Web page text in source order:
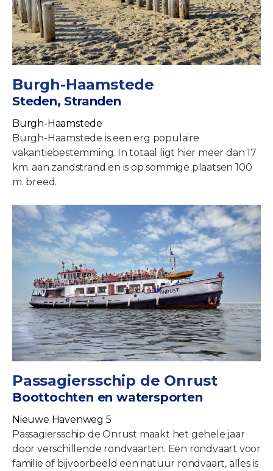
Burgh-Haamstede
Steden, Stranden
Burgh-Haamstede
Burgh-Haamstede is een erg populaire
vakantiebestemming. In totaal ligt hier meer dan 17
km. aan zandstrand en is op sommige plaatsen 100
m. breed.
Passagiersschip de Onrust
Boottochten en watersporten
Nieuwe Havenweg 5
Passagiersschip de Onrust maakt het gehele jaar
door verschillende rondvaarten. Een rondvaart voor
familie of bijvoorbeeld een natuur rondvaart, alles is